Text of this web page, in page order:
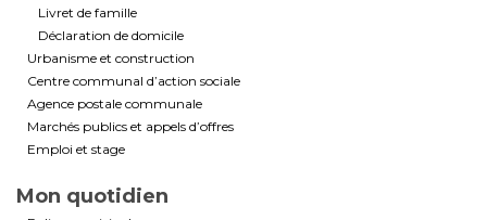
Livret de famille
Déclaration de domicile
Urbanisme et construction
Centre communal d’action sociale
Agence postale communale
Marchés publics et appels d’offres
Emploi et stage
Mon quotidien